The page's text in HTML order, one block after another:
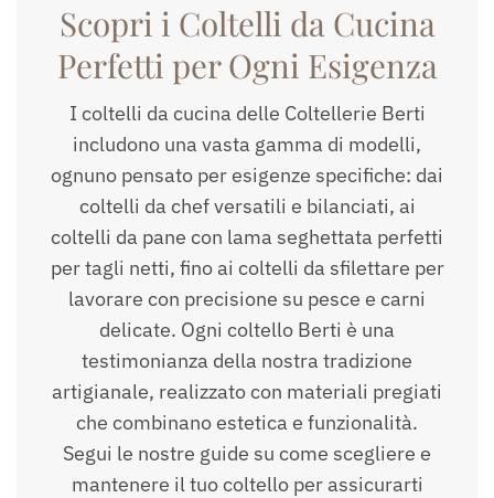
Scopri i Coltelli da Cucina
Perfetti per Ogni Esigenza
I coltelli da cucina delle Coltellerie Berti
includono una vasta gamma di modelli,
ognuno pensato per esigenze specifiche: dai
coltelli da chef versatili e bilanciati, ai
coltelli da pane con lama seghettata perfetti
per tagli netti, fino ai coltelli da sfilettare per
lavorare con precisione su pesce e carni
delicate. Ogni coltello Berti è una
testimonianza della nostra tradizione
artigianale, realizzato con materiali pregiati
che combinano estetica e funzionalità.
Segui le nostre guide su come scegliere e
mantenere il tuo coltello per assicurarti